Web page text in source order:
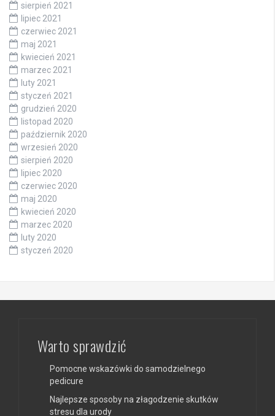
sierpień 2021
lipiec 2021
czerwiec 2021
maj 2021
kwiecień 2021
marzec 2021
luty 2021
styczeń 2021
grudzień 2020
listopad 2020
październik 2020
wrzesień 2020
sierpień 2020
lipiec 2020
czerwiec 2020
maj 2020
kwiecień 2020
marzec 2020
luty 2020
styczeń 2020
Warto sprawdzić
Pomocne wskazówki do samodzielnego
pedicure
Najlepsze sposoby na złagodzenie skutków
stresu dla urody